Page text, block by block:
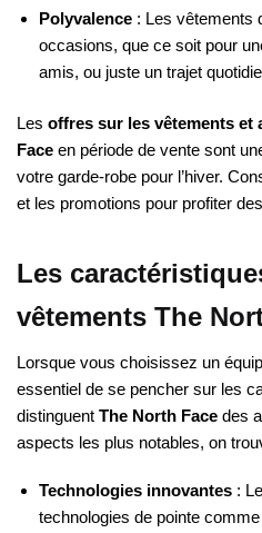
Polyvalence : Les vêtements
occasions, que ce soit pour
amis, ou juste un trajet
Les offres sur les vêtements et
Face en période de vente sont
votre garde-robe pour l’hiver.
et les promotions pour profiter
Les
vêtements The
Lorsque vous choisissez un
essentiel de se pencher sur les
distinguent The North Face des
aspects les plus notables, on
Technologies innovantes :
technologies de pointe